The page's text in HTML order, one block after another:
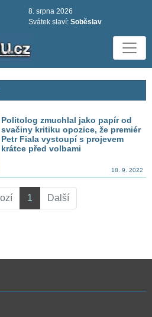
8. srpna 2026
Svátek slaví: Soběslav
Politolog zmuchlal jako papír od
svačiny kritiku opozice, že premiér
Petr Fiala vystoupí s projevem
krátce před volbami
18. 9. 2022
1 Další